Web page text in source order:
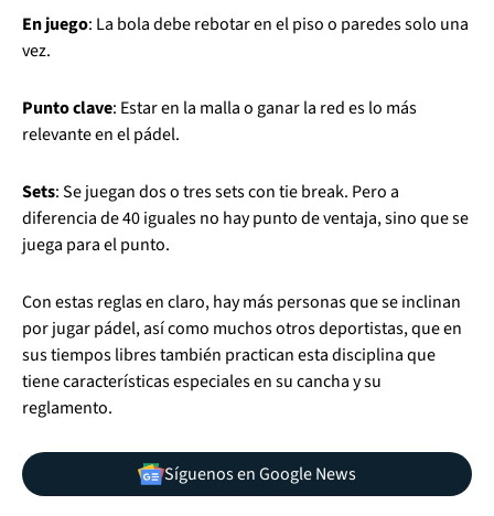
En juego: La bola debe rebotar en el piso o paredes solo una
vez.
Punto clave: Estar en la malla o ganar la red es lo más
relevante en el pádel.
Sets: Se juegan dos o tres sets con tie break. Pero a
diferencia de 40 iguales no hay punto de ventaja, sino que se
juega para el punto.
Con estas reglas en claro, hay más personas que se inclinan
por jugar pádel, así como muchos otros deportistas, que en
sus tiempos libres también practican esta disciplina que
tiene características especiales en su cancha y su
reglamento.
Síguenos en Google News